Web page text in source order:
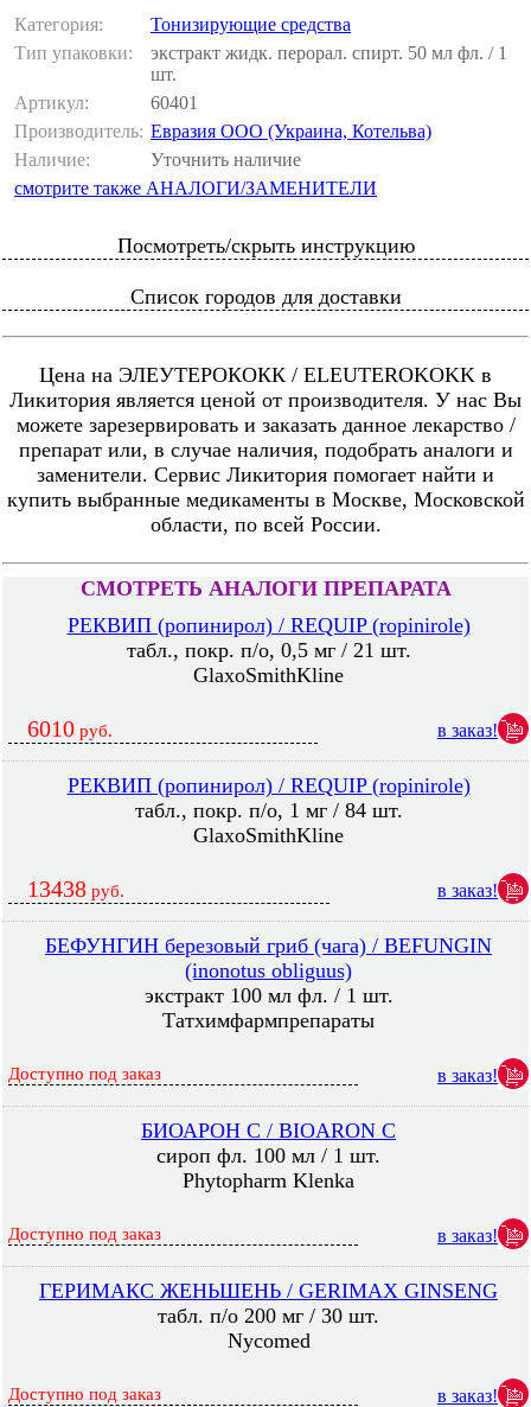
Категория:
Тонизирующие средства
Тип упаковки:
экстракт жидк. перорал. спирт. 50 мл фл. / 1
шт.
Артикул:
60401
Производитель: Евразия ООО (Украина, Котельва)
Наличие:
Уточнить наличие
смотрите также АНАЛОГИ/ЗАМЕНИТЕЛИ
Посмотреть/скрыть инструкцию
Список городов для доставки
Цена на ЭЛЕУТЕРОКОКК / ELEUTEROKOKK в
Ликитория является ценой от производителя. У нас Вы
можете зарезервировать и заказать данное лекарство /
препарат или, в случае наличия, подобрать аналоги и
заменители. Сервис Ликитория помогает найти и
купить выбранные медикаменты в Москве, Московской
области, по всей России.
СМОТРЕТЬ АНАЛОГИ ПРЕПАРАТА
РЕКВИП (ропинирол) / REQUIP (ropinirole)
табл., покр. п/о, 0,5 мг / 21 шт.
GlaxoSmithKline
6010 руб. в заказ!
РЕКВИП (ропинирол) / REQUIP (ropinirole)
табл., покр. п/о, 1 мг / 84 шт.
GlaxoSmithKline
13438 руб. в заказ!
БЕФУНГИН березовый гриб (чага) / BEFUNGIN
(inonotus obliguus)
экстракт 100 мл фл. / 1 шт.
Татхимфармпрепараты
Доступно под заказ в заказ!
БИОАРОН C / BIOARON C
сироп фл. 100 мл / 1 шт.
Phytopharm Klenka
Доступно под заказ в заказ!
ГЕРИМАКС ЖЕНЬШЕНЬ / GERIMAX GINSENG
табл. п/о 200 мг / 30 шт.
Nycomed
Доступно под заказ в заказ!